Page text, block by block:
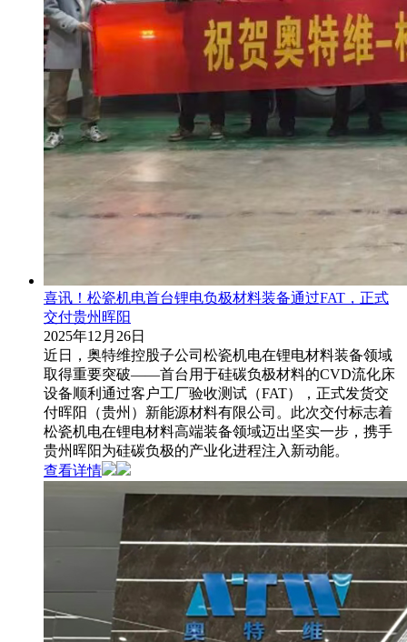
喜讯！松瓷机电首台锂电负极材料装备通过FAT，正式
交付贵州晖阳
2025年12月26日
近日，奥特维控股子公司松瓷机电在锂电材料装备领域
取得重要突破——首台用于硅碳负极材料的CVD流化床
设备顺利通过客户工厂验收测试（FAT），正式发货交
付晖阳（贵州）新能源材料有限公司。此次交付标志着
松瓷机电在锂电材料高端装备领域迈出坚实一步，携手
贵州晖阳为硅碳负极的产业化进程注入新动能。
查看详情